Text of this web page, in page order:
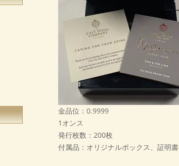
金品位：0.9999
1オンス
発行枚数：200枚
付属品：オリジナルボックス、証明書